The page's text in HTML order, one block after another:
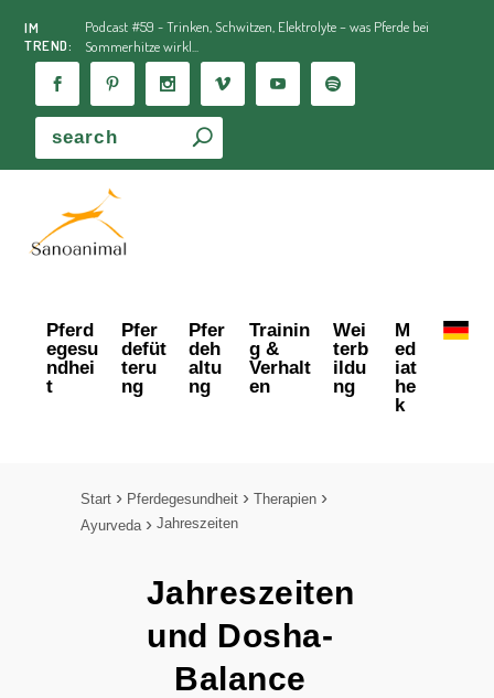
IM
TREND:
Podcast #59 - Trinken, Schwitzen, Elektrolyte – was Pferde bei
Sommerhitze wirkl...
Pferd
egesu
ndhei
t
Pfer
defüt
teru
ng
Pfer
deh
altu
ng
Trainin
g &
Verhalt
en
Wei
terb
ildu
ng
M
ed
iat
he
k
Start Pferdegesundheit
Therapien
Ayurveda
Jahreszeiten
Jahreszeiten
und Dosha-
Balance